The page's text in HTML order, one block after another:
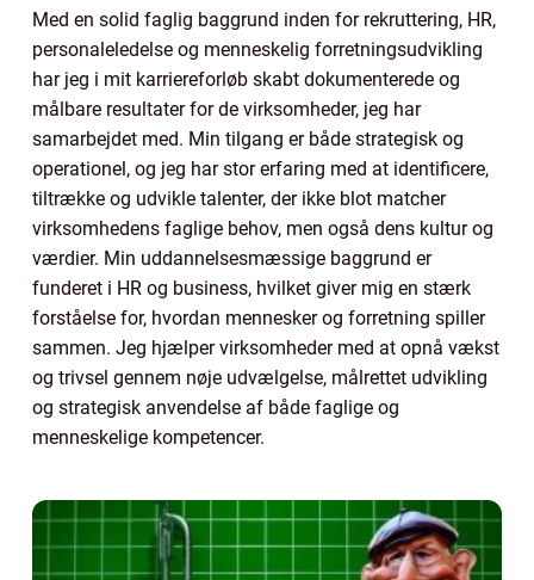
Med en solid faglig baggrund inden for rekruttering, HR,
personaleledelse og menneskelig forretningsudvikling
har jeg i mit karriereforløb skabt dokumenterede og
målbare resultater for de virksomheder, jeg har
samarbejdet med. Min tilgang er både strategisk og
operationel, og jeg har stor erfaring med at identificere,
tiltrække og udvikle talenter, der ikke blot matcher
virksomhedens faglige behov, men også dens kultur og
værdier. Min uddannelsesmæssige baggrund er
funderet i HR og business, hvilket giver mig en stærk
forståelse for, hvordan mennesker og forretning spiller
sammen. Jeg hjælper virksomheder med at opnå vækst
og trivsel gennem nøje udvælgelse, målrettet udvikling
og strategisk anvendelse af både faglige og
menneskelige kompetencer.